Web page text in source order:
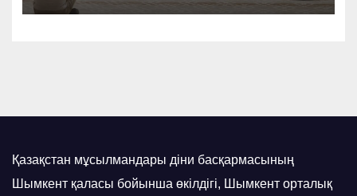
Қазақстан мұсылмандары діни басқармасының
Шымкент қаласы бойынша өкілдігі, Шымкент орталық